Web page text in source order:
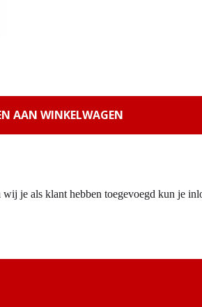
AAN WINKELWAGEN
wij je als klant hebben toegevoegd kun je